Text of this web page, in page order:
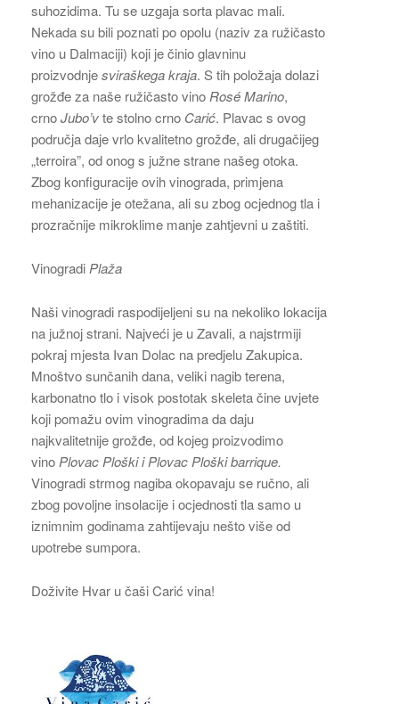
suhozidima. Tu se uzgaja sorta plavac mali.
Nekada su bili poznati po opolu (naziv za ružičasto
vino u Dalmaciji) koji je činio glavninu
proizvodnjesviraškega kraja. S tih položaja dolazi
grožđe za naše ružičasto vino Rosé Marino,
crnoJubo’vte stolno crno Carić. Plavac s ovog
područja daje vrlo kvalitetno grožđe, ali drugačijeg
„terroira”, od onog s južne strane našeg otoka.
Zbog konfiguracije ovih vinograda, primjena
mehanizacije je otežana, ali su zbog ocjednog tla i
prozračnije mikroklime manje zahtjevni u zaštiti.
Vinogradi Plaža
Naši vinogradi raspodijeljeni su na nekoliko lokacija
na južnoj strani. Najveći je u Zavali, a najstrmiji
pokraj mjesta Ivan Dolac na predjelu Zakupica.
Mnoštvo sunčanih dana, veliki nagib terena,
karbonatno tlo i visok postotak skeleta čine uvjete
koji pomažu ovim vinogradima da daju
najkvalitetnije grožđe, od kojeg proizvodimo
vino Plovac Ploški i Plovac Ploški barrique.
Vinogradi strmog nagiba okopavaju se ručno, ali
zbog povoljne insolacije i ocjednosti tla samo u
iznimnim godinama zahtijevaju nešto više od
upotrebe sumpora.
Doživite Hvar u čaši Carić vina!